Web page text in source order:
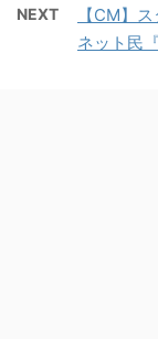
NEXT
【CM】
ネット民